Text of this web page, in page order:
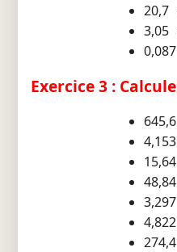
Exercice 3 :